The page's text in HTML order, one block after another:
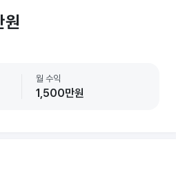
월 수익
1,500만원